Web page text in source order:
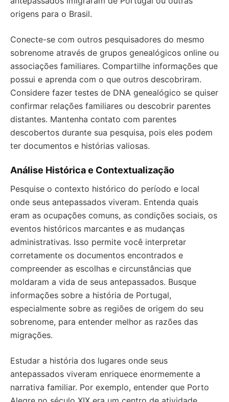
origens para o Brasil.
Conecte-se com outros pesquisadores do mesmo
sobrenome através de grupos genealógicos online ou
associações familiares. Compartilhe informações que
possui e aprenda com o que outros descobriram.
Considere fazer testes de DNA genealógico se quiser
confirmar relações familiares ou descobrir parentes
distantes. Mantenha contato com parentes
descobertos durante sua pesquisa, pois eles podem
ter documentos e histórias valiosas.
Análise Histórica e Contextualização
Pesquise o contexto histórico do período e local
onde seus antepassados viveram. Entenda quais
eram as ocupações comuns, as condições sociais, os
eventos históricos marcantes e as mudanças
administrativas. Isso permite você interpretar
corretamente os documentos encontrados e
compreender as escolhas e circunstâncias que
moldaram a vida de seus antepassados. Busque
informações sobre a história de Portugal,
especialmente sobre as regiões de origem do seu
sobrenome, para entender melhor as razões das
migrações.
Estudar a história dos lugares onde seus
antepassados viveram enriquece enormemente a
narrativa familiar. Por exemplo, entender que Porto